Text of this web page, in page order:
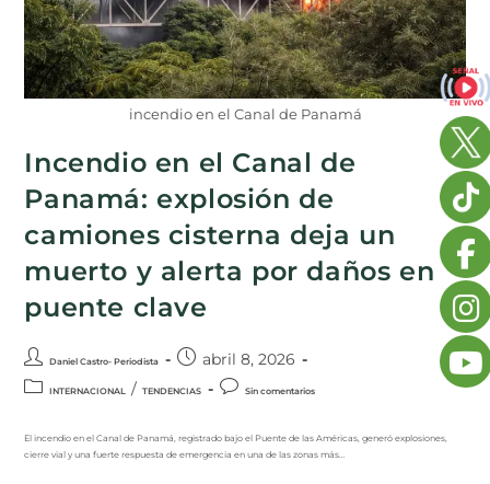
incendio en el Canal de Panamá
Incendio en el Canal de
Panamá: explosión de
camiones cisterna deja un
muerto y alerta por daños en
puente clave
Daniel Castro- Periodista abril 8, 2026
INTERNACIONAL / TENDENCIAS Sin comentarios
El incendio en el Canal de Panamá, registrado bajo el Puente de las Américas, generó explosiones,
cierre vial y una fuerte respuesta de emergencia en una de las zonas más…